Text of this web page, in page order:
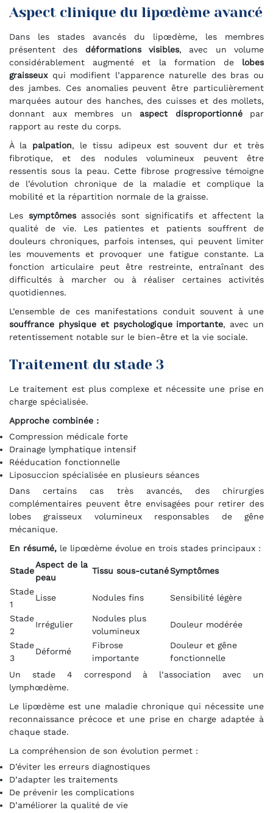
Aspect clinique du lipœdème avancé
Dans les stades avancés du lipœdème, les membres
présentent des déformations visibles, avec un volume
considérablement augmenté et la formation de lobes
graisseuxqui modifient l’apparence naturelle des bras ou
des jambes. Ces anomalies peuvent être particulièrement
marquées autour des hanches, des cuisses et des mollets,
donnant aux membres un aspect disproportionnépar
rapport au reste du corps.
À la palpation, le tissu adipeux est souvent dur et très
fibrotique, et des nodules volumineux peuvent être
ressentis sous la peau. Cette fibrose progressive témoigne
de l’évolution chronique de la maladie et complique la
mobilité et la répartition normale de la graisse.
Les symptômesassociés sont significatifs et affectent la
qualité de vie. Les patientes et patients souffrent de
douleurs chroniques, parfois intenses, qui peuvent limiter
les mouvements et provoquer une fatigue constante. La
fonction articulaire peut être restreinte, entraînant des
difficultés à marcher ou à réaliser certaines activités
quotidiennes.
L’ensemble de ces manifestations conduit souvent à une
souffrance physique et psychologique importante, avec un
retentissement notable sur le bien-être et la vie sociale.
Traitement du stade 3
Le traitement est plus complexe et nécessite une prise en
charge spécialisée.
Approche combinée :
Compression médicale forte
Drainage lymphatique intensif
Rééducation fonctionnelle
Liposuccion spécialisée en plusieurs séances
Dans certains cas très avancés, des chirurgies
complémentaires peuvent être envisagées pour retirer des
lobes graisseux volumineux responsables de gêne
mécanique.
En résumé, le lipœdème évolue en trois stades principaux :
Stade
Aspect de la
peau
Tissu sous-cutanéSymptômes
Stade
1
Lisse Nodules fins Sensibilité légère
Stade
2
Irrégulier
Nodules plus
volumineux
Douleur modérée
Stade
3
Déformé
Fibrose
importante
Douleur et gêne
fonctionnelle
Un stade 4 correspond à l’association avec un
lymphœdème.
Le lipœdème est une maladie chronique qui nécessite une
reconnaissance précoce et une prise en charge adaptée à
chaque stade.
La compréhension de son évolution permet :
D’éviter les erreurs diagnostiques
D’adapter les traitements
De prévenir les complications
D’améliorer la qualité de vie